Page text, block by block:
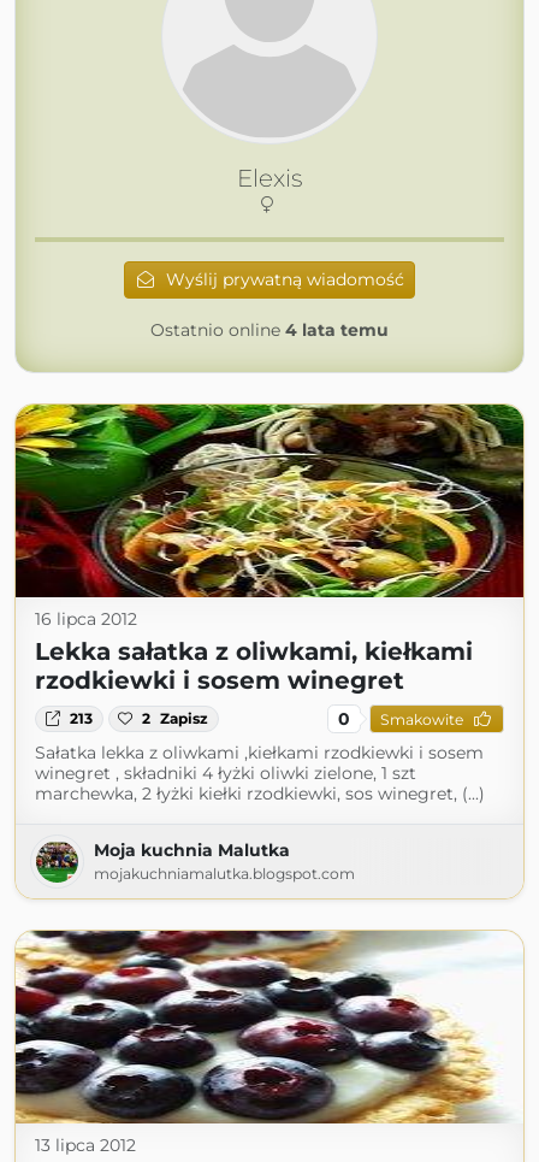
Elexis
Wyślij prywatną wiadomość
Ostatnio online 4 lata temu
16 lipca 2012
Lekka sałatka z oliwkami, kiełkami
rzodkiewki i sosem winegret
213 2 Zapisz 0 Smakowite
Sałatka lekka z oliwkami ,kiełkami rzodkiewki i sosem
winegret , składniki 4 łyżki oliwki zielone, 1 szt
marchewka, 2 łyżki kiełki rzodkiewki, sos winegret, (...)
Moja kuchnia Malutka
mojakuchniamalutka.blogspot.com
13 lipca 2012